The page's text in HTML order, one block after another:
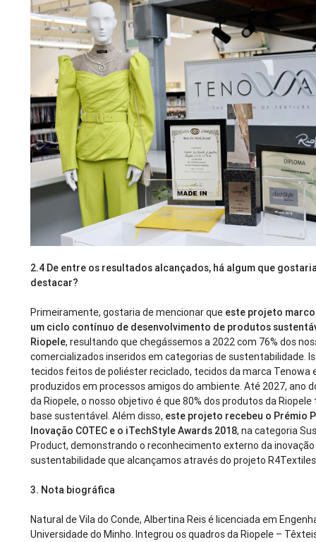
2.4 De entre os resultados alcançados, há algum que
destacar?
Primeiramente, gostaria de mencionar que este projeto
um ciclo contínuo de desenvolvimento de produtos
Riopele, resultando que chegássemos a 2022 com 76% dos
comercializados inseridos em categorias de sustentabilidade.
tecidos feitos de poliéster reciclado, tecidos da marca Tenowa
produzidos em processos amigos do ambiente. Até 2027, ano
da Riopele, o nosso objetivo é que 80% dos produtos da
base sustentável. Além disso, este projeto recebeu o Prémio
Inovação COTEC e o iTechStyle Awards 2018, na categoria
Product, demonstrando o reconhecimento externo da
sustentabilidade que alcançamos através do projeto
3. Nota biográfica
Natural de Vila do Conde, Albertina Reis é licenciada em
Universidade do Minho. Integrou os quadros da Riopele –